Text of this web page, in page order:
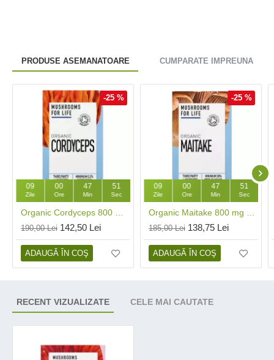
PRODUSE ASEMANATOARE CUMPARATE IMPREUNA
-25 %
09
Zile
00
Ore
47
Min
50
Sec
190,00 Lei 142,50 Lei
ADAUGĂ ÎN COŞ
-25 %
09
Zile
00
Ore
47
Min
50
Sec
185,00 Lei 138,75 Lei
ADAUGĂ ÎN COŞ
RECENT VIZUALIZATE CELE MAI CAUTATE